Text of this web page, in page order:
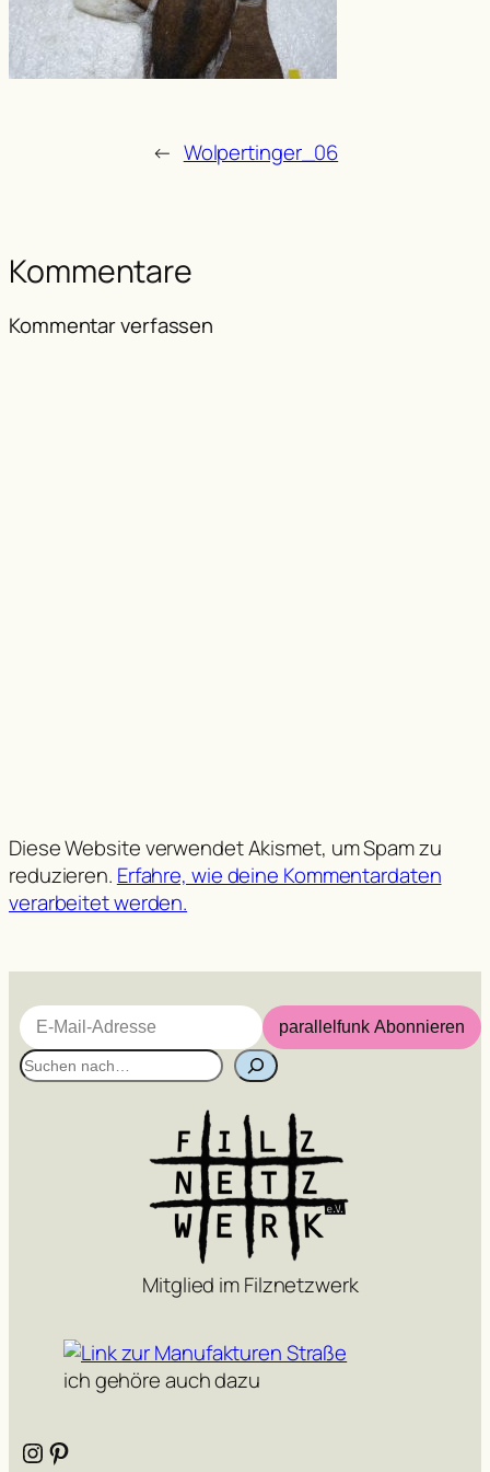
← Wolpertinger_06
Kommentare
Kommentar verfassen
Diese Website verwendet Akismet, um Spam zu
reduzieren. Erfahre, wie deine Kommentardaten
verarbeitet werden.
E-Mail-Adresse
parallelfunk Abonnieren
S
u
Mitglied im Filznetzwerk
ich gehöre auch dazu
Instagram Pinterest